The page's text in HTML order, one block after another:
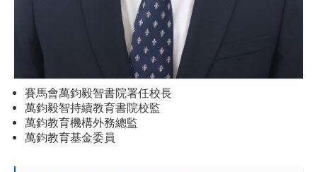
賽馬會萬鈞毅智書院署任校長
萬鈞毅智持續教育書院校監
萬鈞教育機構外務總監
萬鈞教育基金委員